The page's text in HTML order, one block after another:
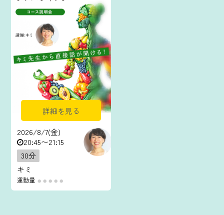
詳細を見る
2026/8/7(金)
20:45〜21:15
30分
キミ
運動量 ● ● ● ● ●